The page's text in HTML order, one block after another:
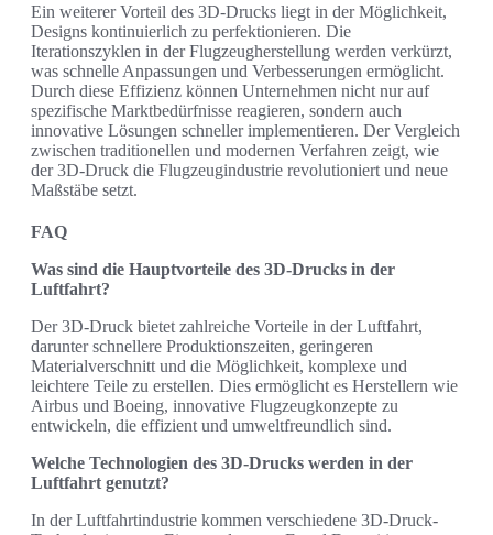
Ein weiterer Vorteil des 3D-Drucks liegt in der Möglichkeit,
Designs kontinuierlich zu perfektionieren. Die
Iterationszyklen in der Flugzeugherstellung werden verkürzt,
was schnelle Anpassungen und Verbesserungen ermöglicht.
Durch diese Effizienz können Unternehmen nicht nur auf
spezifische Marktbedürfnisse reagieren, sondern auch
innovative Lösungen schneller implementieren. Der Vergleich
zwischen traditionellen und modernen Verfahren zeigt, wie
der 3D-Druck die Flugzeugindustrie revolutioniert und neue
Maßstäbe setzt.
FAQ
Was sind die Hauptvorteile des 3D-Drucks in der
Luftfahrt?
Der 3D-Druck bietet zahlreiche Vorteile in der Luftfahrt,
darunter schnellere Produktionszeiten, geringeren
Materialverschnitt und die Möglichkeit, komplexe und
leichtere Teile zu erstellen. Dies ermöglicht es Herstellern wie
Airbus und Boeing, innovative Flugzeugkonzepte zu
entwickeln, die effizient und umweltfreundlich sind.
Welche Technologien des 3D-Drucks werden in der
Luftfahrt genutzt?
In der Luftfahrtindustrie kommen verschiedene 3D-Druck-